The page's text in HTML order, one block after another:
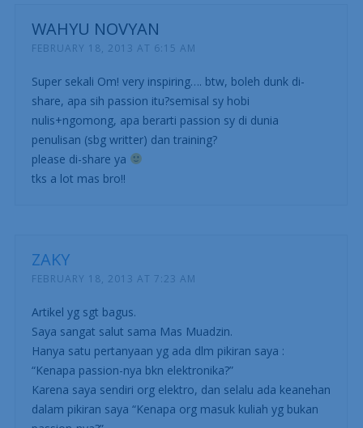
WAHYU NOVYAN
FEBRUARY 18, 2013 AT 6:15 AM
Super sekali Om! very inspiring…. btw, boleh dunk di-
share, apa sih passion itu?semisal sy hobi
nulis+ngomong, apa berarti passion sy di dunia
penulisan (sbg writter) dan training?
please di-share ya
tks a lot mas bro!!
ZAKY
FEBRUARY 18, 2013 AT 7:23 AM
Artikel yg sgt bagus.
Saya sangat salut sama Mas Muadzin.
Hanya satu pertanyaan yg ada dlm pikiran saya :
“Kenapa passion-nya bkn elektronika?”
Karena saya sendiri org elektro, dan selalu ada keanehan
dalam pikiran saya “Kenapa org masuk kuliah yg bukan